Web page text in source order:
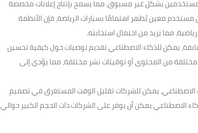
بشكل غير مسبوق، مما يسمح بإنتاج إعلانات مخصصة
مستخدم معين يُظهر اهتمامًا بسيارات الرياضة، فإن الأنظمة
مما يزيد من احتمال استجابته.
يمكن للذكاء الاصطناعي تقديم توصيات حول كيفية تحسين
مختلفة من المحتوى أو توقيتات نشر مختلفة، مما يؤدي إلى
الاصطناعي، يمكن للشركات تقليل الوقت المستغرق في تصميم
الاصطناعي يمكن أن يوفر على الشركات ذات الحجم الكبير حوالي